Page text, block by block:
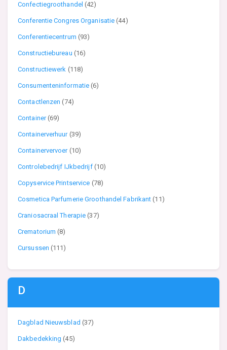
Confectiegroothandel(42)
Conferentie Congres Organisatie(44)
Conferentiecentrum (93)
Constructiebureau (16)
Constructiewerk (118)
Consumenteninformatie(6)
Contactlenzen(74)
Container(69)
Containerverhuur (39)
Containervervoer (10)
Controlebedrijf IJkbedrijf (10)
Copyservice Printservice (78)
Cosmetica Parfumerie Groothandel Fabrikant(11)
Craniosacraal Therapie(37)
Crematorium(8)
Cursussen (111)
D
Dagblad Nieuwsblad (37)
Dakbedekking(45)